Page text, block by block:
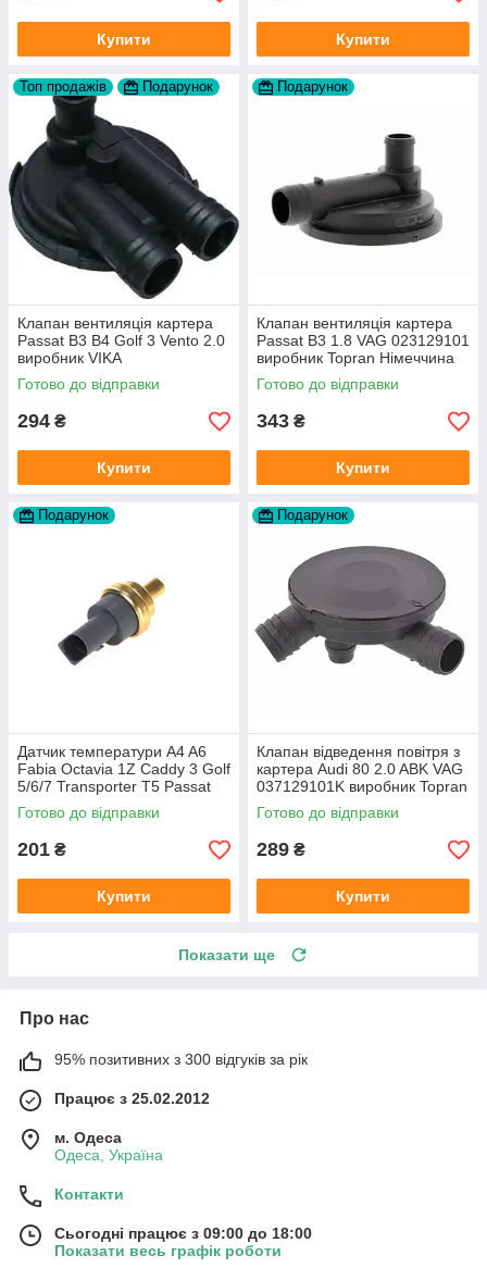
Купити Купити
Топ продажів Подарунок
Клапан вентиляція картера
Passat B3 B4 Golf 3 Vento 2.0
виробник VIKA
Готово до відправки
294 ₴
Купити
Подарунок
Клапан вентиляція картера
Passat B3 1.8 VAG 023129101
виробник Topran Німеччина
Готово до відправки
343 ₴
Купити
Подарунок
Датчик температури A4 A6
Fabia Octavia 1Z Caddy 3 Golf
5/6/7 Transporter T5 Passat
B6 (колір сірий)
Готово до відправки
201 ₴
Купити
Подарунок
Клапан відведення повітря з
картера Audi 80 2.0 ABK VAG
037129101K виробник Topran
Німеччина
Готово до відправки
289 ₴
Купити
Показати ще
Про нас
95% позитивних з 300 відгуків за рік
Працює з 25.02.2012
м. Одеса
Одеса, Україна
Контакти
Сьогодні працює з 09:00 до 18:00
Показати весь графік роботи